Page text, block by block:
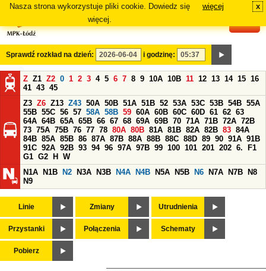
Nasza strona wykorzystuje pliki cookie. Dowiedz się
więcej.
więcej x
Sprawdź rozkład na dzień: i godzinę:
Z Z1 Z2 0 1 2 3 4 5 6 7 8 9 10A 10B 11 12 13 14 15 16
41 43 45
Z3 Z6 Z13 Z43 50A 50B 51A 51B 52 53A 53C 53B 54B 55A
55B 55C 56 57 58A 58B 59 60A 60B 60C 60D 61 62 63
64A 64B 65A 65B 66 67 68 69A 69B 70 71A 71B 72A 72B
73 75A 75B 76 77 78 80A 80B 81A 81B 82A 82B 83 84A
84B 85A 85B 86 87A 87B 88A 88B 88C 88D 89 90 91A 91B
91C 92A 92B 93 94 96 97A 97B 99 100 101 201 202 6.
F1
G1 G2 H
W
N1A
N1B N2 N3A N3B N4A N4B N5A N5B N6 N7A N7B
N8
N9
Linie Zmiany Utrudnienia
Przystanki Połączenia Schematy
Pobierz